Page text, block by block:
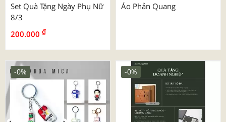
Set Quà Tặng Ngày Phụ Nữ
8/3
200.000 ₫
Áo Phản Quang
-0% -0%